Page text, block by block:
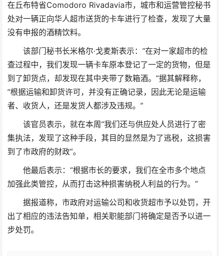
在丘布特省Comodoro Rivadavia市，城市和运营管控秘书
处对一辆正向华人超市送货的卡车进行了检查，发现了大量
没有申报的酒精饮料。
该部门秘书长米格尔·戈麦斯表示：“在对一家超市的检
查过程中，我们发现一辆卡车原本登记了一定的货物，但是
到了卸货点，却发现在其中夹带了数箱酒。”据其解释称，
“根据运输和卸货许可，并没有正确记录，因此无论是运输
者、收货人，还是发货人都涉及违规。”
该官员表示，就在本周“我们还与供应处人员进行了密
集执法，发现了这种手段，其目的显然是为了逃税，这损害
到了市政府的财政”。
他最后表示：“根据市长的要求，我们在全市多个地点
加强此类管控，从而打击这种损害纳税人利益的行为。”
据报道称，市政府对运输公司和收货超市予以处罚，开
出了相应的违法告知单，相关职能部门将确定是否予以进一
步处罚。